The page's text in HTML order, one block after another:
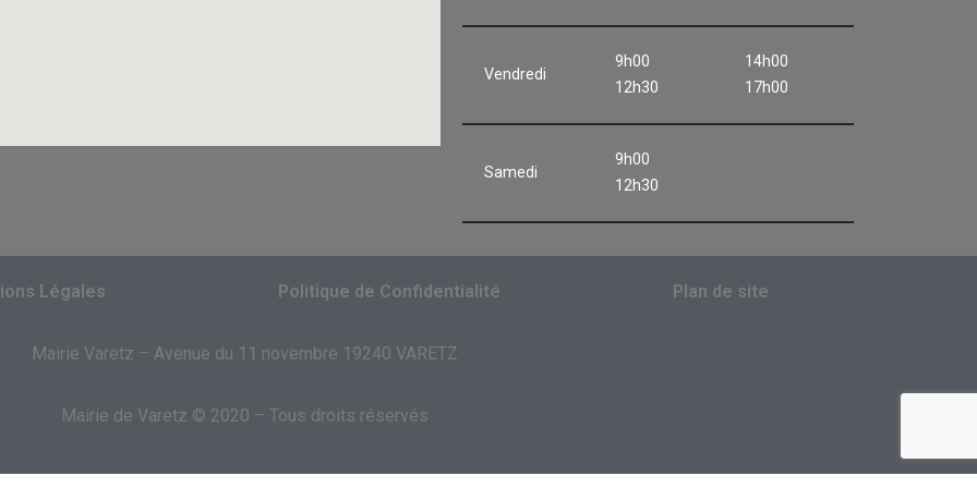
Vendredi
9h00
12h30
14h00
17h00
Samedi
9h00
12h30
Légales Politique de Confidentialité Plan de site
Mairie Varetz – Avenue du 11 novembre 19240 VARETZ
Mairie de Varetz © 2020 – Tous droits réservés